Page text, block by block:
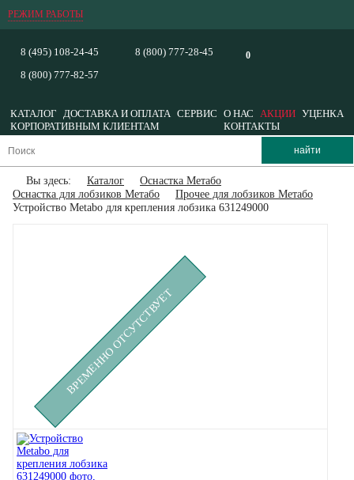
РЕЖИМ РАБОТЫ
0
8 (495) 108-24-45
8 (800) 777-82-57
8 (800) 777-28-45
КАТАЛОГ ДОСТАВКА И ОПЛАТА СЕРВИС О НАС АКЦИИ УЦЕНКА
КОРПОРАТИВНЫМ КЛИЕНТАМ
КОНТАКТЫ
Вы здесь: Каталог
Оснастка Метабо
Оснастка для лобзиков Метабо
Прочее для лобзиков Метабо
Устройство Metabo для крепления лобзика 631249000
ВРЕМЕННО ОТСУТСТВУЕТ